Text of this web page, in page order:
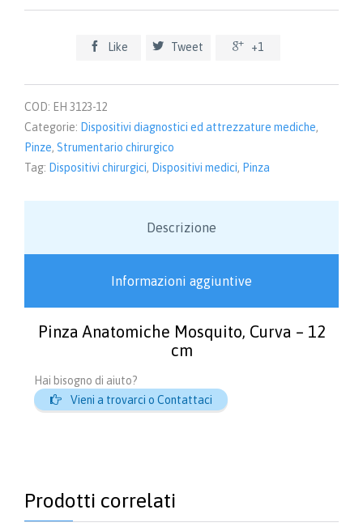
-
 Like  Tweet  +1
COD: EH 3123-12
Categorie: Dispositivi diagnostici ed attrezzature mediche,
Pinze, Strumentario chirurgico
Tag: Dispositivi chirurgici, Dispositivi medici, Pinza
Descrizione
Informazioni aggiuntive
Pinza Anatomiche Mosquito, Curva – 12
cm
Hai bisogno di aiuto?
 Vieni a trovarci o Contattaci
Prodotti correlati